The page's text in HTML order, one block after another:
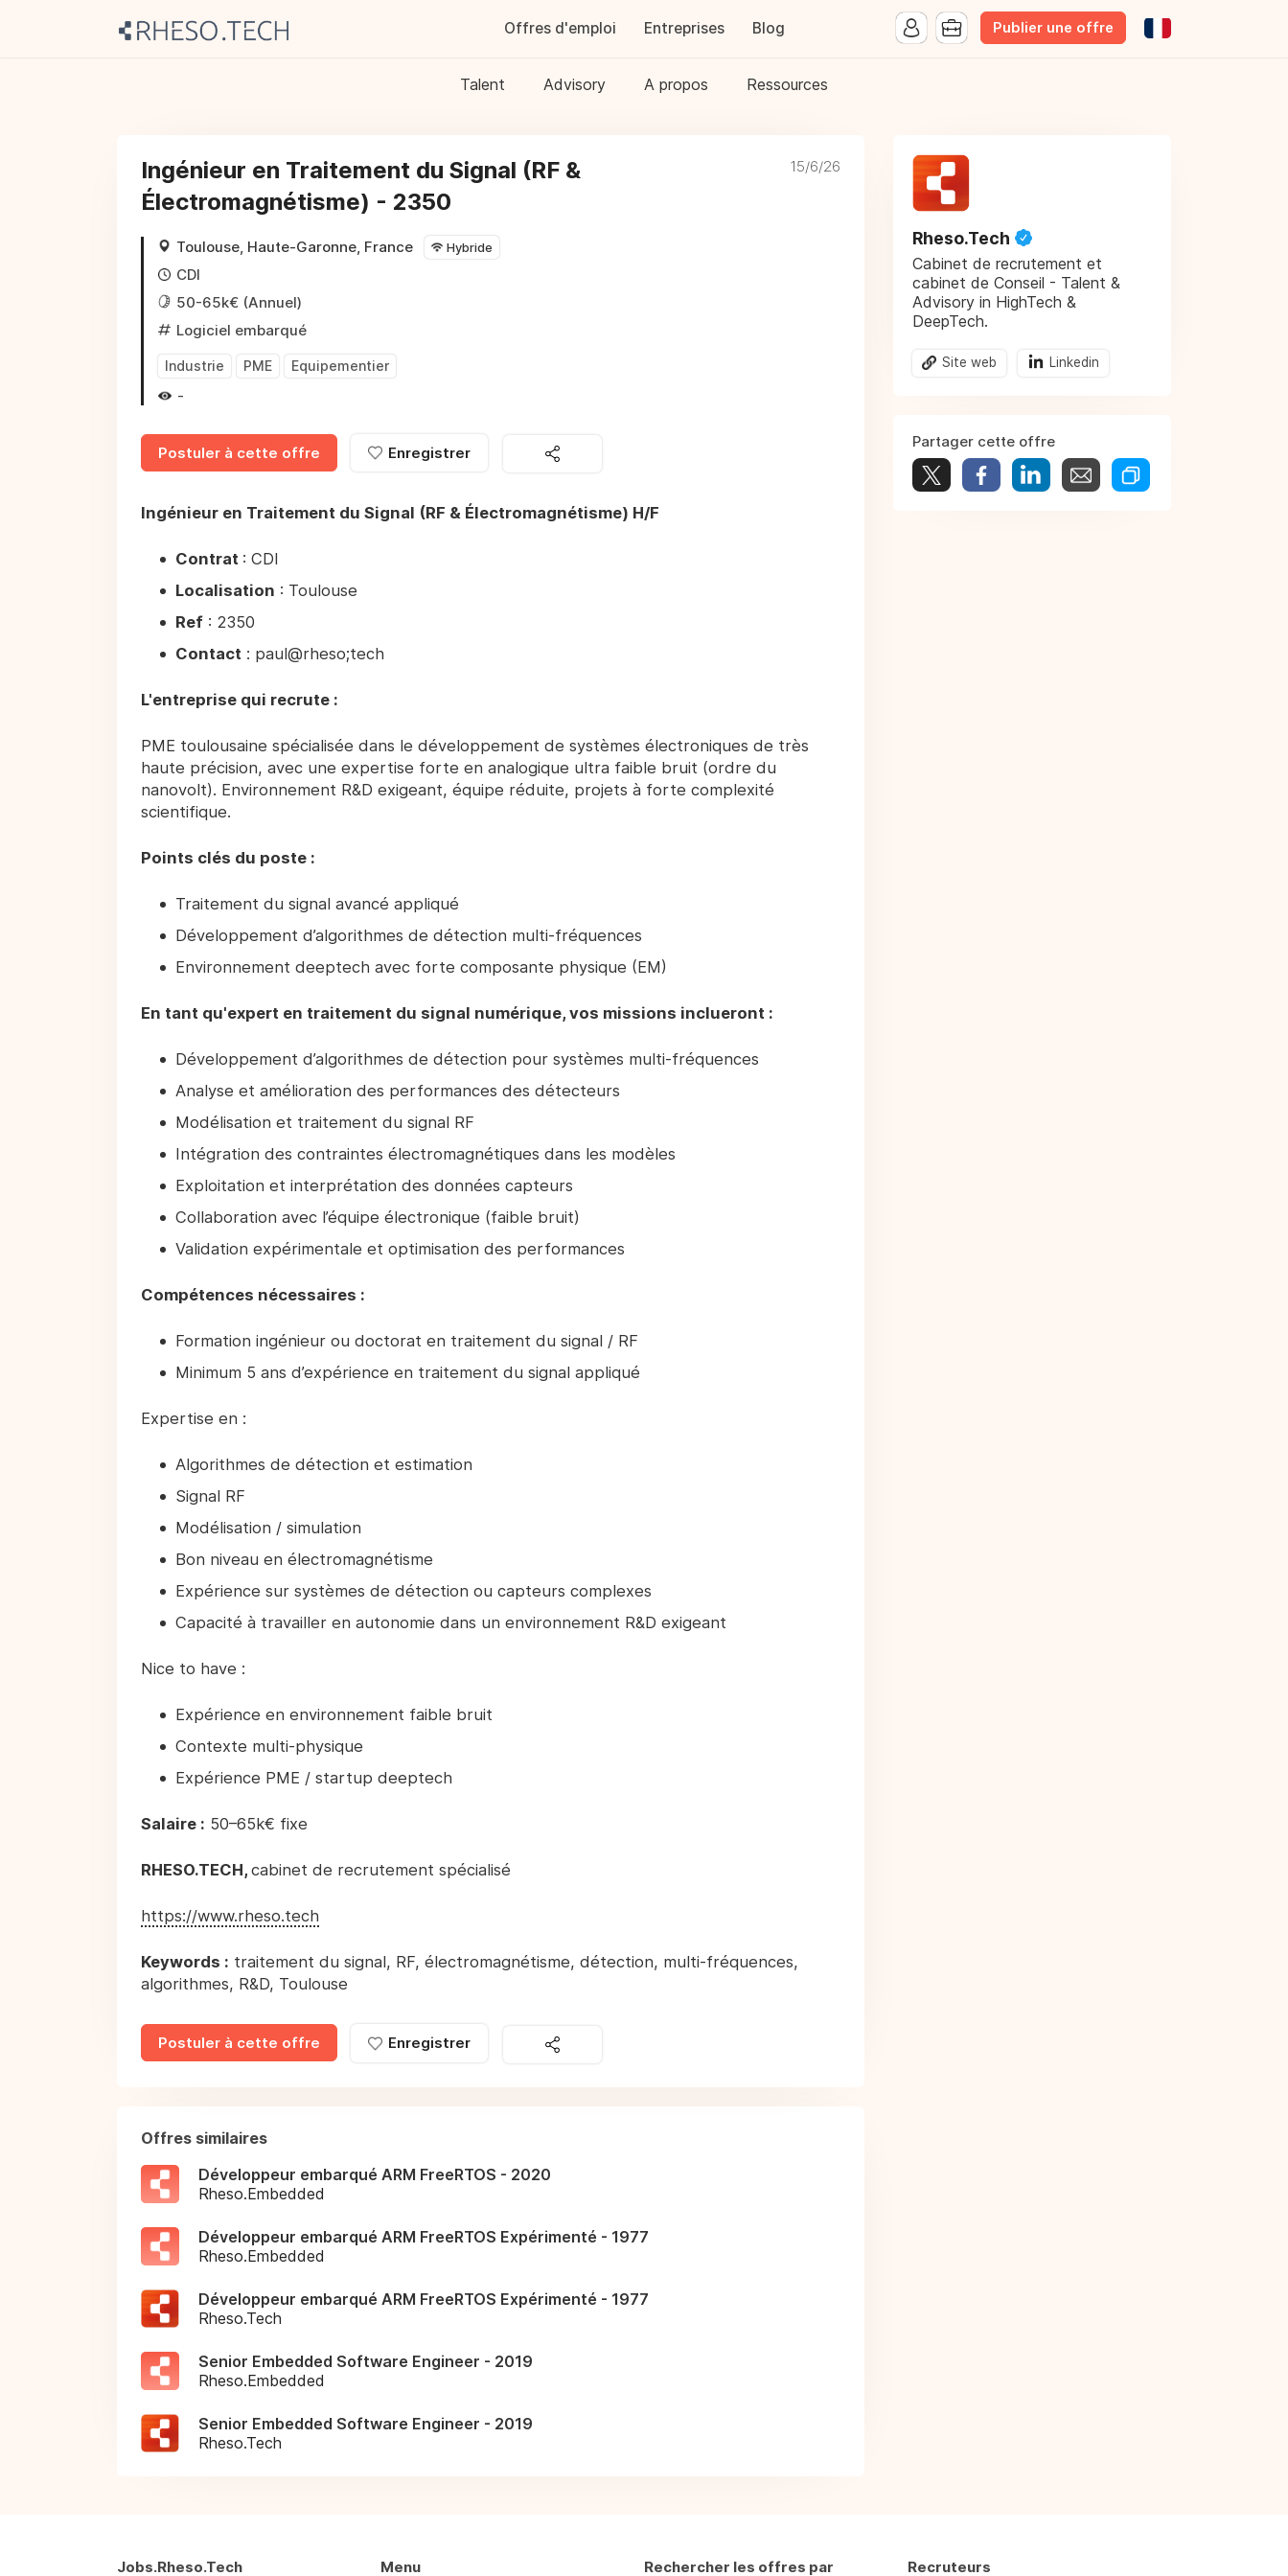
Offres d'emploi Entreprises Blog Publier une offre
Talent Advisory A propos Ressources
Ingénieur en Traitement du Signal (RF &
Électromagnétisme) - 2350
Toulouse, Haute-Garonne, France Hybride
CDI
50-65k€ (Annuel)
Logiciel embarqué
Industrie PME Equipementier
-
15/6/26
Postuler à cette offre Enregistrer
Ingénieur en Traitement du Signal (RF & Électromagnétisme) H/F
Contrat : CDI
Localisation : Toulouse
Ref : 2350
Contact : paul@rheso;tech
L'entreprise qui recrute :
PME toulousaine spécialisée dans le développement de systèmes électroniques de très
haute précision, avec une expertise forte en analogique ultra faible bruit (ordre du
nanovolt). Environnement R&D exigeant, équipe réduite, projets à forte complexité
scientifique.
Points clés du poste :
Traitement du signal avancé appliqué
Développement d’algorithmes de détection multi-fréquences
Environnement deeptech avec forte composante physique (EM)
En tant qu'expert en traitement du signal numérique, vos missions inclueront :
Développement d’algorithmes de détection pour systèmes multi-fréquences
Analyse et amélioration des performances des détecteurs
Modélisation et traitement du signal RF
Intégration des contraintes électromagnétiques dans les modèles
Exploitation et interprétation des données capteurs
Collaboration avec l’équipe électronique (faible bruit)
Validation expérimentale et optimisation des performances
Compétences nécessaires :
Formation ingénieur ou doctorat en traitement du signal / RF
Minimum 5 ans d’expérience en traitement du signal appliqué
Expertise en :
Algorithmes de détection et estimation
Signal RF
Modélisation / simulation
Bon niveau en électromagnétisme
Expérience sur systèmes de détection ou capteurs complexes
Capacité à travailler en autonomie dans un environnement R&D exigeant
Nice to have :
Expérience en environnement faible bruit
Contexte multi-physique
Expérience PME / startup deeptech
Salaire : 50–65k€ fixe
RHESO.TECH, cabinet de recrutement spécialisé
https://www.rheso.tech
Keywords : traitement du signal, RF, électromagnétisme, détection, multi-fréquences,
algorithmes, R&D, Toulouse
Postuler à cette offre Enregistrer
Rheso.Tech
Cabinet de recrutement et
cabinet de Conseil - Talent &
Advisory in HighTech &
DeepTech.
Site web Linkedin
Partager cette offre
Offres similaires
Développeur embarqué ARM FreeRTOS - 2020
Rheso.Embedded
Développeur embarqué ARM FreeRTOS Expérimenté - 1977
Rheso.Embedded
Développeur embarqué ARM FreeRTOS Expérimenté - 1977
Rheso.Tech
Senior Embedded Software Engineer - 2019
Rheso.Embedded
Senior Embedded Software Engineer - 2019
Rheso.Tech
Jobs.Rheso.Tech Menu Rechercher les offres par Recruteurs